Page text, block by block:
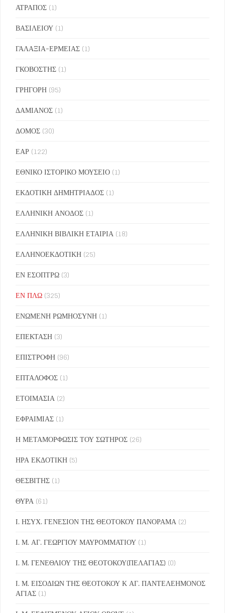
ΑΤΡΑΠΟΣ (1)
ΒΑΣΙΛΕΙΟΥ (1)
ΓΑΛΑΞΙΑ-ΕΡΜΕΙΑΣ (1)
ΓΚΟΒΟΣΤΗΣ (1)
ΓΡΗΓΟΡΗ (95)
ΔΑΜΙΑΝΟΣ (1)
ΔΟΜΟΣ (30)
ΕΑΡ (122)
ΕΘΝΙΚΟ ΙΣΤΟΡΙΚΟ ΜΟΥΣΕΙΟ (1)
ΕΚΔΟΤΙΚΗ ΔΗΜΗΤΡΙΑΔΟΣ (1)
ΕΛΛΗΝΙΚΗ ΑΝΟΔΟΣ (1)
ΕΛΛΗΝΙΚΗ ΒΙΒΛΙΚΗ ΕΤΑΙΡΙΑ (18)
ΕΛΛΗΝΟΕΚΔΟΤΙΚΗ (25)
ΕΝ ΕΣΟΠΤΡΩ (3)
ΕΝ ΠΛΩ (325)
ΕΝΩΜΕΝΗ ΡΩΜΗΟΣΥΝΗ (1)
ΕΠΕΚΤΑΣΗ (3)
ΕΠΙΣΤΡΟΦΗ (96)
ΕΠΤΑΛΟΦΟΣ (1)
ΕΤΟΙΜΑΣΙΑ (2)
ΕΦΡΑΙΜΙΑΣ (1)
Η ΜΕΤΑΜΟΡΦΩΣΙΣ ΤΟΥ ΣΩΤΗΡΟΣ (26)
ΗΡΑ ΕΚΔΟΤΙΚΗ (5)
ΘΕΣΒΙΤΗΣ (1)
ΘΥΡΑ (61)
Ι. ΗΣΥΧ. ΓΕΝΕΣΙΟΝ ΤΗΣ ΘΕΟΤΟΚΟΥ ΠΑΝΟΡΑΜΑ (2)
Ι. Μ. ΑΓ. ΓΕΩΡΓΙΟΥ ΜΑΥΡΟΜΜΑΤΙΟΥ (1)
Ι. Μ. ΓΕΝΕΘΛΙΟΥ ΤΗΣ ΘΕΟΤΟΚΟΥ(ΠΕΛΑΓΙΑΣ) (0)
Ι. Μ. ΕΙΣΟΔΙΩΝ ΤΗΣ ΘΕΟΤΟΚΟΥ Κ ΑΓ. ΠΑΝΤΕΛΕΗΜΟΝΟΣ
ΑΓΙΑΣ (1)